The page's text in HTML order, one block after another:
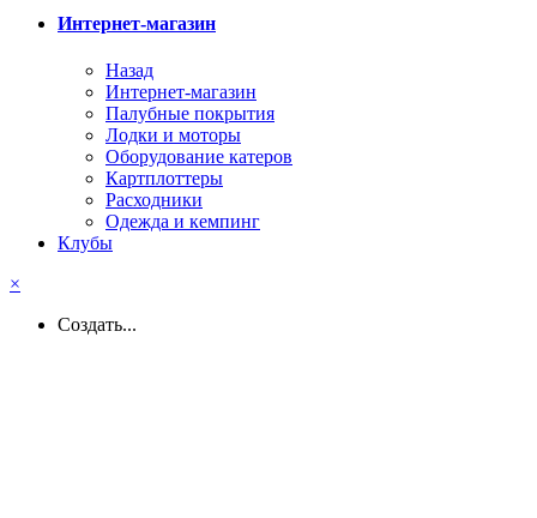
Интернет-магазин
Назад
Интернет-магазин
Палубные покрытия
Лодки и моторы
Оборудование катеров
Картплоттеры
Расходники
Одежда и кемпинг
Клубы
×
Создать...